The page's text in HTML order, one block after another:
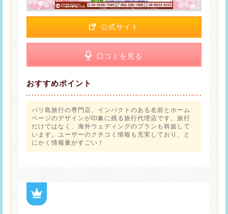
公式サイト
口コミを見る
おすすめポイント
バリ島旅行の専門店。インパクトのある名前とホーム
ページのデザインが印象に残る旅行代理店です。旅行
だけではなく、海外ウェディングのプランも斡旋して
います。ユーザーのクチコミ情報も充実しており、と
にかく情報量がすごい！